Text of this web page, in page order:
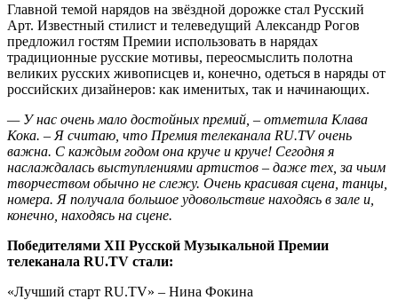
Главной темой нарядов на звёздной дорожке стал Русский
Арт. Известный стилист и телеведущий Александр Рогов
предложил гостям Премии использовать в нарядах
традиционные русские мотивы, переосмыслить полотна
великих русских живописцев и, конечно, одеться в наряды от
российских дизайнеров: как именитых, так и начинающих.
— У нас очень мало достойных премий, – отметила Клава
Кока. – Я считаю, что Премия телеканала RU.TV очень
важна. С каждым годом она круче и круче! Сегодня я
наслаждалась выступлениями артистов – даже тех, за чьим
творчеством обычно не слежу. Очень красивая сцена, танцы,
номера. Я получала большое удовольствие находясь в зале и,
конечно, находясь на сцене.
Победителями XII Русской Музыкальной Премии
телеканала RU.TV стали:
«Лучший старт RU.TV» – Нина Фокина